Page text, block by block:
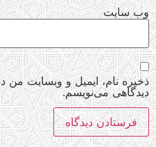
وب‌ سایت
ذخیره نام، ایمیل و وبسایت من
دیدگاهی می‌نویسم.